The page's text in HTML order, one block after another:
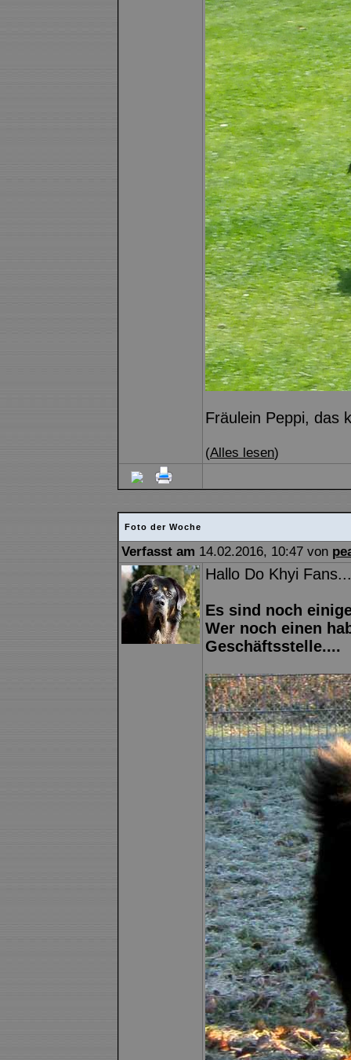
Fräulein Peppi, das
(Alles lesen)
Foto der Woche
Verfasst am 14.02.2016, 10:47 von
Hallo Do Khyi Fans...
Es sind noch
Wer noch einen
Geschäftsstelle....